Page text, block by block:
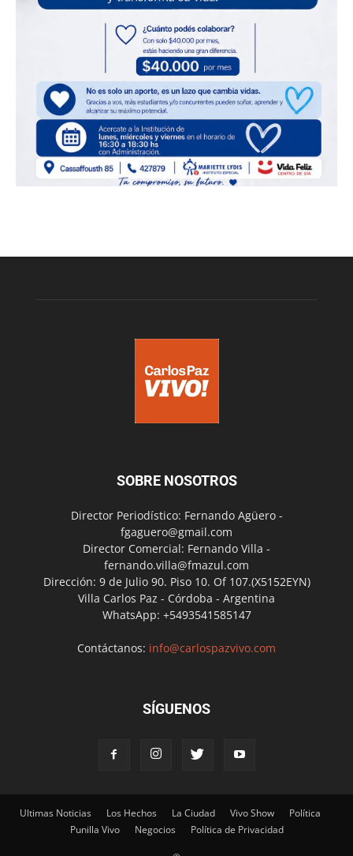
SOBRE NOSOTROS
Director Periodístico: Fernando Agüero -
fgaguero@gmail.com
Director Comercial: Fernando Villa -
fernando.villa@fmazul.com
Dirección: 9 de Julio 90. Piso 10. Of 107.(X5152EYN)
Villa Carlos Paz - Córdoba - Argentina
WhatsApp: +5493541585147
Contáctanos: info@carlospazvivo.com
SÍGUENOS
Ultimas Noticias Los Hechos La Ciudad Vivo Show
Política
Punilla Vivo
Negocios Política de Privacidad